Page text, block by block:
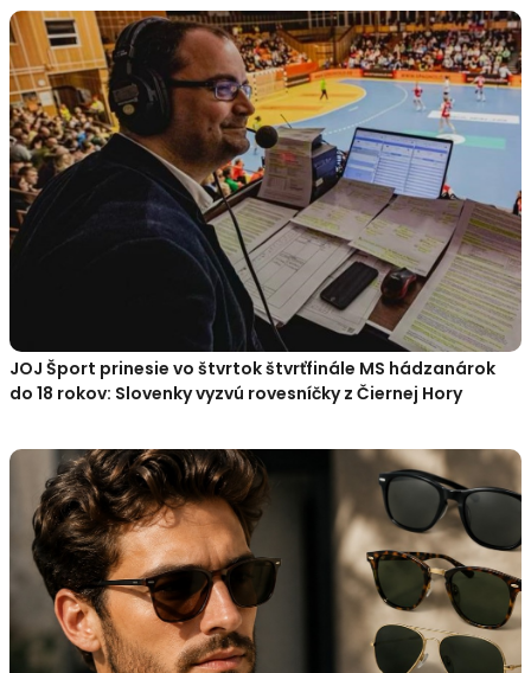
JOJ Šport prinesie vo štvrtok štvrťfinále MS hádzanárok
do 18 rokov: Slovenky vyzvú rovesníčky z Čiernej Hory